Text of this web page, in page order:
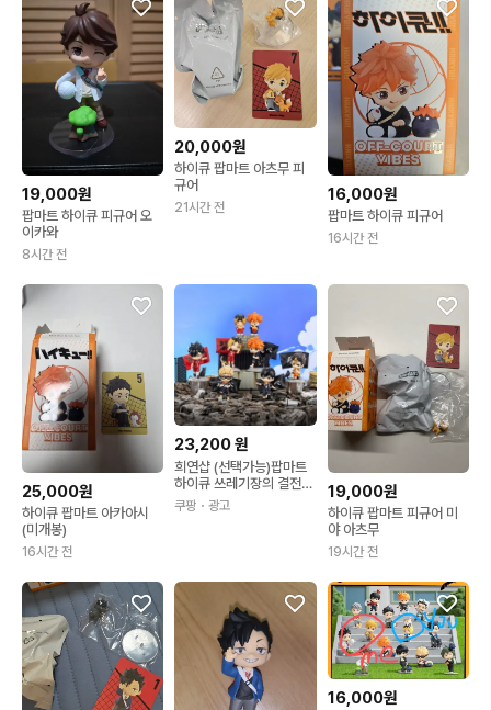
19,000원
팝마트 하이큐 피규어 오
이카와
8시간 전
20,000원
하이큐 팝마트 아츠무 피
규어
21시간 전
16,000원
팝마트 하이큐 피규어
16시간 전
25,000원
하이큐 팝마트 아카아시
(미개봉)
16시간 전
23,200원
희연샵 (선택가능)팝마트
하이큐 쓰레기장의 결전
랜덤박스 피규어 굿즈 쿠
로오 테츠로
쿠팡 ・광고
19,000원
하이큐 팝마트 피규어 미
야 아츠무
19시간 전
16,000원